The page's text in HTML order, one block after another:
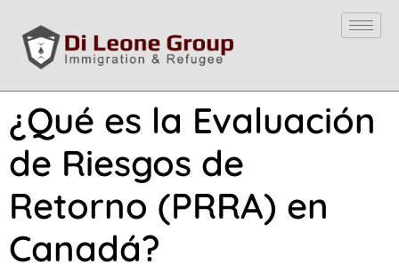
¿Qué es la Evaluación
de Riesgos de
Retorno (PRRA) en
Canadá?